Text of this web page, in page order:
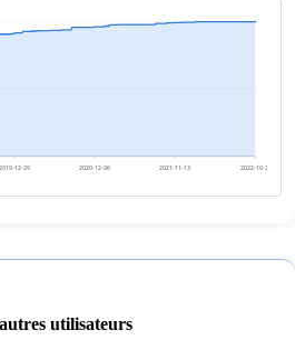
2019-12-29 2020-12-06 2021-11-13 2022-10-21
utilisateurs